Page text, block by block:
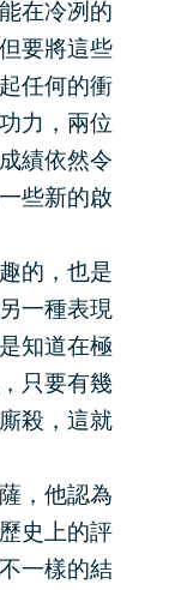
在冷冽的
要將這些
任何的衝
力，兩位
績依然令
些新的啟
的，也是
一種表現
知道在極
只要有幾
殺，這就
，他認為
史上的評
一樣的結